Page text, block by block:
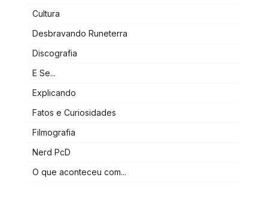
Cultura
Desbravando Runeterra
Discografia
E Se...
Explicando
Fatos e Curiosidades
Filmografia
Nerd PcD
O que aconteceu com...